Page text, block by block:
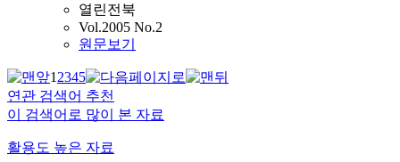
열린전북
Vol.2005 No.2
원문보기
12345
연관 검색어 추천
이 검색어로 많이 본 자료
활용도 높은 자료